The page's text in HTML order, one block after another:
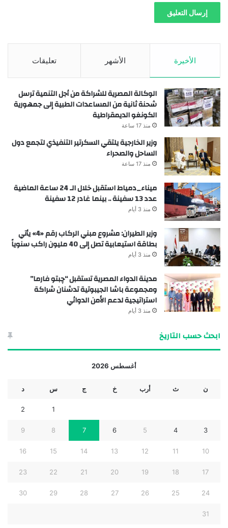
الأخيرة الأشهر تعليقات
الوكالة المصرية للشراكة من أجل التنمية ترسل
شحنة ثانية من المساعدات الطبية إلى جمهورية
الكونغو الديمقراطية
منذ 17 ساعة
وزير الخارجية يلتقي السكرتير التنفيذي لتجمع دول
الساحل والصحراء
منذ 17 ساعة
ميناء_دمياط استقبل خلال الـ 24 ساعة الماضية
عدد 13 سفينة .. بينما غادر 12 سفينة
منذ 3 أيام
وزير الطيران: مشروع مبني الركاب رقم «4» يأتي
بطاقة استيعابية تصل إلى 40 مليون راكب سنوياً
منذ 3 أيام
مدينة الدواء المصرية تستقبل “چبتو فارما”
ومجموعة باشا الجيبوتية تدشنان شراكة
استراتيجية لدعم الأمن الدوائي
منذ 3 أيام
ابحث حسب التاريخ
أغسطس 2026
ن ث أرب خ ج س د
1
2
3
4
5
6
7
8
9
10
11
12
13
14
15
16
17
18
19
20
21
22
23
24
25
26
27
28
29
30
31